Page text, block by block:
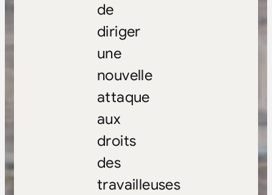
de
diriger
une
nouvelle
attaque
aux
droits
des
travailleuses